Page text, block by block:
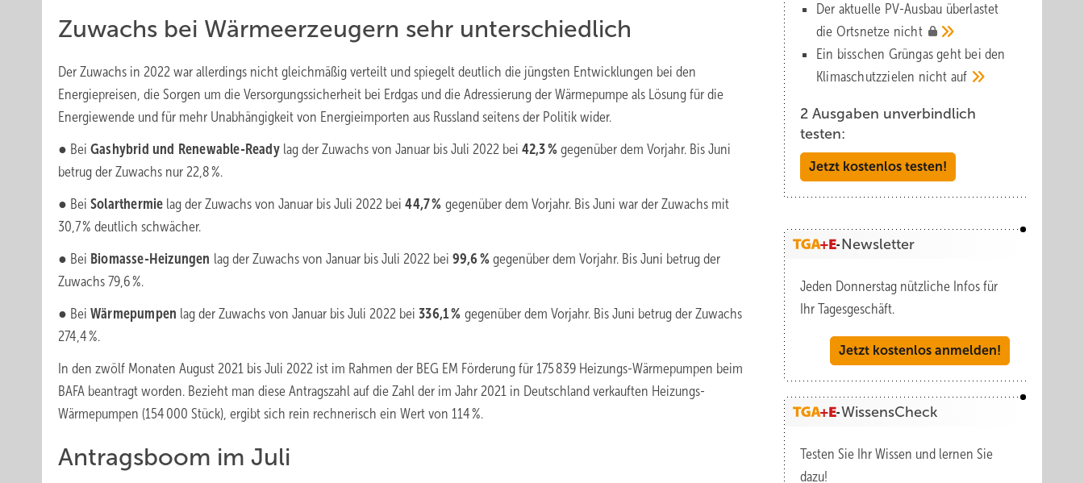
Zuwachs bei Wärmeerzeugern sehr unterschiedlich
Der Zuwachs in 2022 war allerdings nicht gleichmäßig verteilt und spiegelt deutlich die jüngsten Entwicklungen bei den
Energiepreisen, die Sorgen um die Versorgungssicherheit bei Erdgas und die Adressierung der Wärmepumpe als Lösung für die
Energiewende und für mehr Unabhängigkeit von Energieimporten aus Russland seitens der Politik wider.
● Bei Gashybrid und Renewable-Readylag der Zuwachs von Januar bis Juli 2022 bei 42,3 % gegenüber dem Vorjahr. Bis Juni
betrug der Zuwachs nur 22,8 %.
● Bei Solarthermie lag der Zuwachs von Januar bis Juli 2022 bei44,7 % gegenüber dem Vorjahr. Bis Juni war der Zuwachs mit
30,7 % deutlich schwächer.
● Bei Biomasse-Heizungen lag der Zuwachs von Januar bis Juli 2022 bei 99,6 %gegenüber dem Vorjahr. Bis Juni betrug der
Zuwachs 79,6 %.
● Bei Wärmepumpen lag der Zuwachs von Januar bis Juli 2022 bei336,1 % gegenüber dem Vorjahr. Bis Juni betrug der Zuwachs
274,4 %.
In den zwölf Monaten August 2021 bis Juli 2022 ist im Rahmen der BEG EM Förderung für 175 839 Heizungs-Wärmepumpen beim
BAFA beantragt worden. Bezieht man diese Antragszahl auf die Zahl der im Jahr 2021 in Deutschland verkauften Heizungs-
Wärmepumpen (154 000 Stück), ergibt sich rein rechnerisch ein Wert von 114 %.
Antragsboom im Juli
Der aktuelle PV-Ausbau über­lastet
die Orts­netze nicht
Ein bisschen Grüngas geht bei den
Klima­schutz­zielen nicht auf
2 Ausgaben unverbindlich
testen:
Jetzt kostenlos testen!
Newsletter
Jeden Donnerstag nützliche Infos für
Ihr Tagesgeschäft.
Jetzt kostenlos anmelden!
WissensCheck
Testen Sie Ihr Wissen und lernen Sie
dazu!